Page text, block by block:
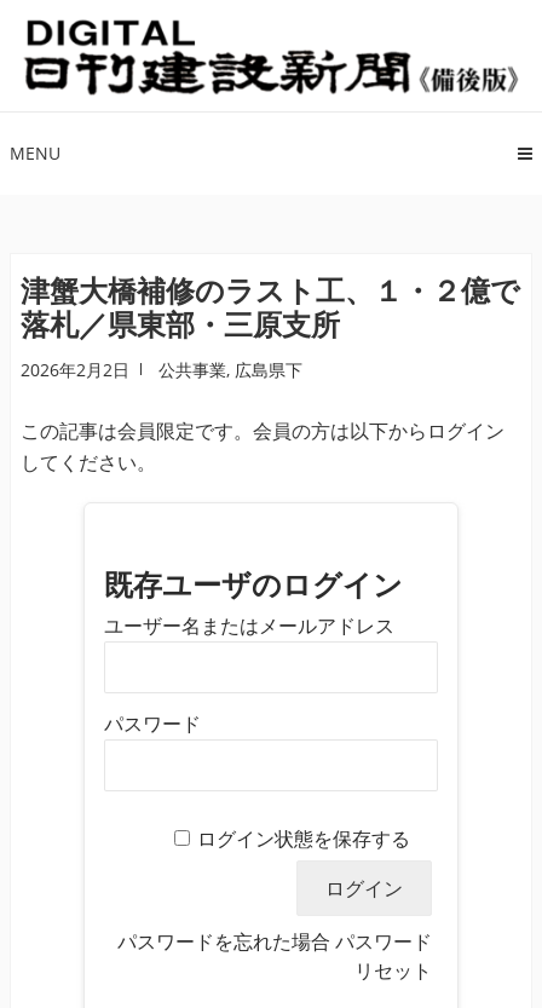
ナ
ビ
ゲ
シ
ス
キ
ッ
プ
コ
ン
テ
ツ
ッ
プ
MENU
津蟹大橋補修のラスト工、１・２億で
落札／県東部・三原支所
2026年2月2日 公共事業, 広島県下
この記事は会員限定です。会員の方は以下からログイン
してください。
既存ユーザのログイン
ユーザー名またはメールアドレス
パスワード
ログイン状態を保存する
パスワードを忘れた場合 パスワード
リセット